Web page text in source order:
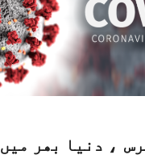
، دنیا بھر میں